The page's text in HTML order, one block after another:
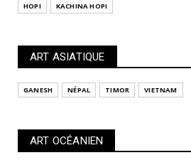
HOPI KACHINA HOPI
ART ASIATIQUE
GANESH NÉPAL TIMOR VIETNAM
ART OCÉANIEN